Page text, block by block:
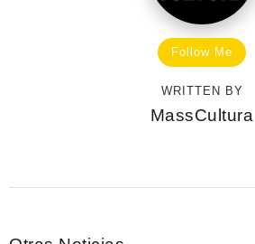
Follow Me
WRITTEN BY
MassCultura